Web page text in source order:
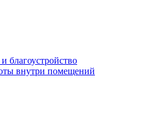
благоустройство
внутри помещений